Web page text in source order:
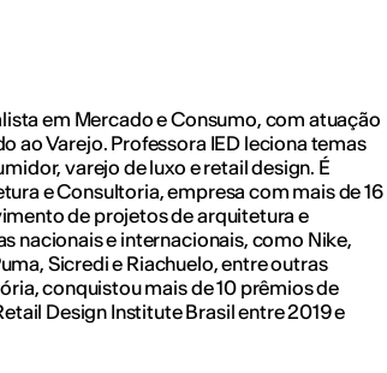
em Mercado e Consumo, com atuação
ao Varejo. Professora IED leciona temas
varejo de luxo e retail design. É
e Consultoria, empresa com mais de 16
de projetos de arquitetura e
nacionais e internacionais, como Nike,
Sicredi e Riachuelo, entre outras
conquistou mais de 10 prêmios de
Design Institute Brasil entre 2019 e